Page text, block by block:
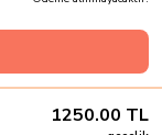
1250.00 TL